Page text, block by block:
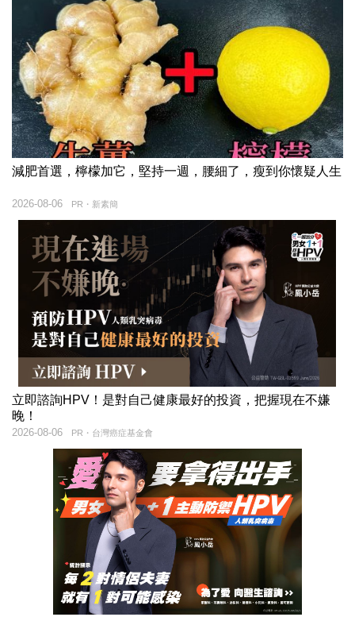
減肥首選，檸檬加它，堅持一週，腰細了，瘦到你懷疑人生
PR・新素簡
2026-08-06
立即諮詢HPV！是對自己健康最好的投資，把握現在不嫌
晚！
PR・台灣癌症基金會
2026-08-06